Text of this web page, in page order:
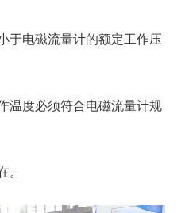
电磁流量计的额定工作压
温度必须符合电磁流量计规